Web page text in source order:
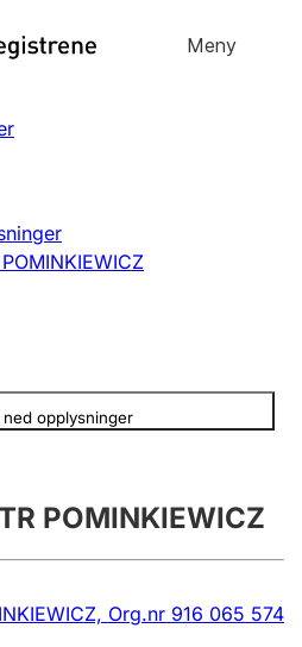
til
Meny
ned opplysninger
POMINKIEWICZ
Org.nr 916 065 574